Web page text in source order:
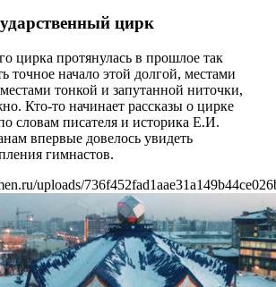
цирк
цирка протянулась в прошлое так
точное начало этой долгой, местами
тонкой и запутанной ниточки,
Кто-то начинает рассказы о цирке
словам писателя и историка Е.И.
впервые довелось увидеть
гимнастов.
uploads/